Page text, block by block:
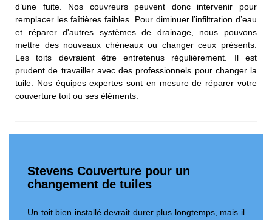
d’une fuite. Nos couvreurs peuvent donc intervenir pour
remplacer les faîtières faibles. Pour diminuer l’infiltration d’eau
et réparer d'autres systèmes de drainage, nous pouvons
mettre des nouveaux chéneaux ou changer ceux présents.
Les toits devraient être entretenus régulièrement. Il est
prudent de travailler avec des professionnels pour changer la
tuile. Nos équipes expertes sont en mesure de réparer votre
couverture toit ou ses éléments.
Stevens Couverture pour un
changement de tuiles
Un toit bien installé devrait durer plus longtemps, mais il